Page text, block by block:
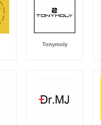
Tonymoly